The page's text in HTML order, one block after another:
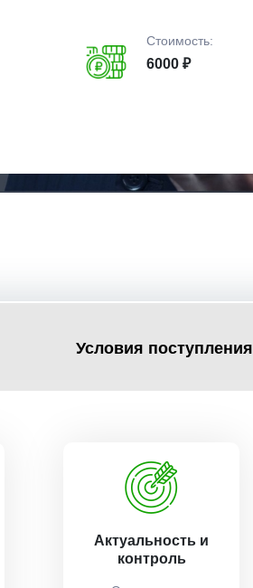
Стоимость:
6000 ₽
Условия поступления
Актуальность и
контроль